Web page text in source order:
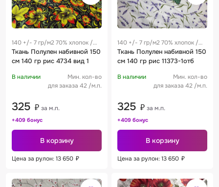
140 +/- 7 гр/м2 70% хлопок /
30% лен 0.28 м
Ткань Полулен набивной 150
см 140 гр рис 4734 вид 1
В наличии
Мин. кол-во
для заказа 42 /м.п.
325 ₽ за м.п.
+409 бонус
В корзину
Цена за рулон: 13 650 ₽
140 +/- 7 гр/м2 70% хлопок /
30% лен 0.28 м
Ткань Полулен набивной 150
см 140 гр рис 11373-1отб
В наличии
Мин. кол-во
для заказа 42 /м.п.
325 ₽ за м.п.
+409 бонус
В корзину
Цена за рулон: 13 650 ₽